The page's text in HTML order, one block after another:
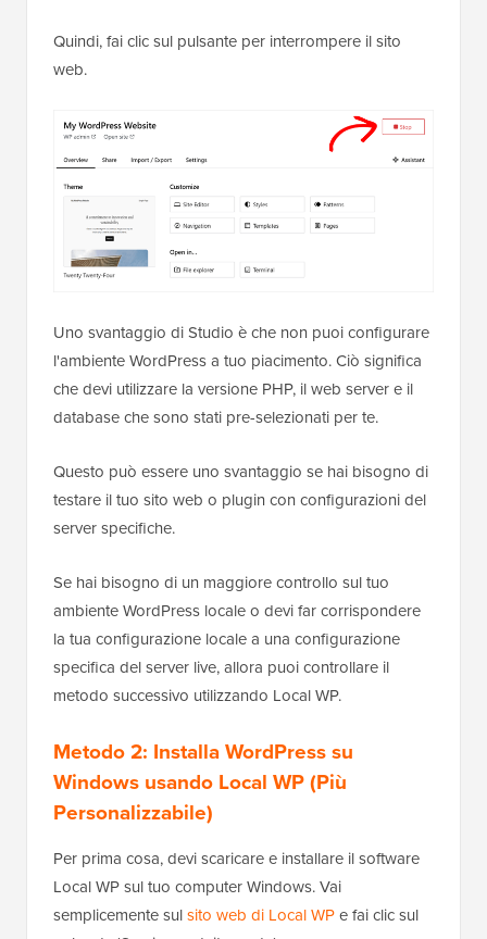
Quindi, fai clic sul pulsante per interrompere il sito
web.
Uno svantaggio di Studio è che non puoi configurare
l'ambiente WordPress a tuo piacimento. Ciò significa
che devi utilizzare la versione PHP, il web server e il
database che sono stati pre-selezionati per te.
Questo può essere uno svantaggio se hai bisogno di
testare il tuo sito web o plugin con configurazioni del
server specifiche.
Se hai bisogno di un maggiore controllo sul tuo
ambiente WordPress locale o devi far corrispondere
la tua configurazione locale a una configurazione
specifica del server live, allora puoi controllare il
metodo successivo utilizzando Local WP.
Metodo 2: Installa WordPress su
Windows usando Local WP (Più
Personalizzabile)
Per prima cosa, devi scaricare e installare il software
Local WP sul tuo computer Windows. Vai
semplicemente sulsito web di Local WPe fai clic sul